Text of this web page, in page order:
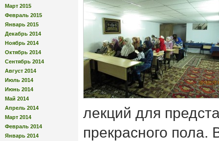
Март 2015
Февраль 2015
Январь 2015
Декабрь 2014
Ноябрь 2014
Октябрь 2014
Сентябрь 2014
Август 2014
Июль 2014
Июнь 2014
Май 2014
Апрель 2014
Март 2014
Февраль 2014
Январь 2014
лекций для
прекрасного пола.